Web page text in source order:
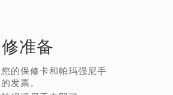
准备
的保修卡和帕玛强尼手
发票。